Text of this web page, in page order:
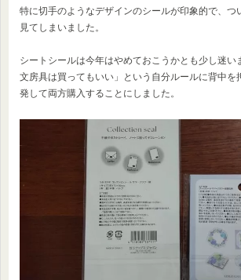
特に切手のようなデザインのシールが印象的で、つ
見てしまいました。
シートシールは今年はやめておこうかとも少し迷い
文房具は買ってもいい」という自分ルールに背中を
発して両方購入することにしました。